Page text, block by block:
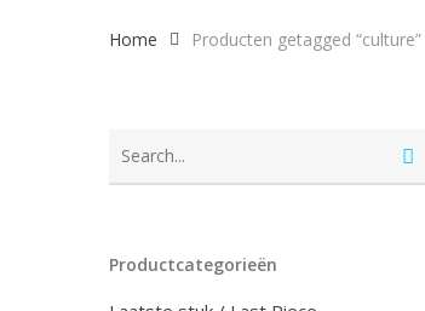
Home Producten getagged “culture”
Productcategorieën